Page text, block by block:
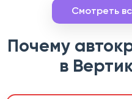
Смотреть
Почему
в